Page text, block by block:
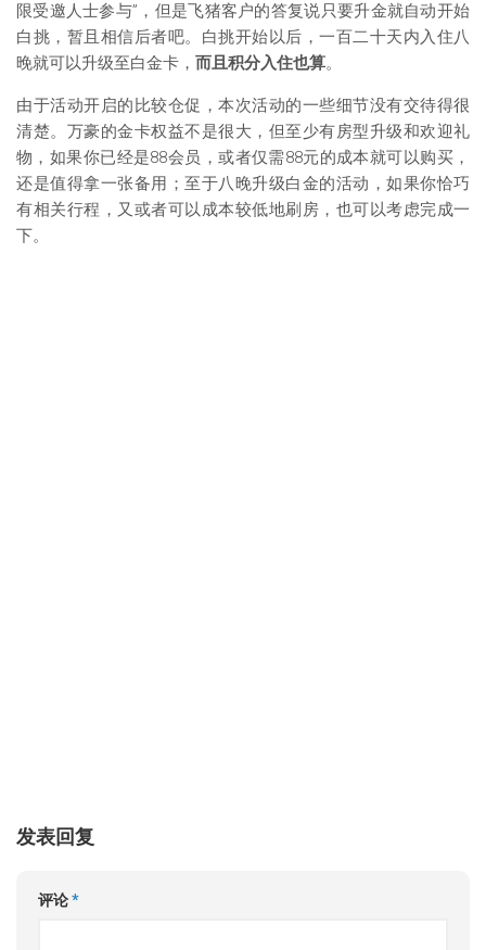
限受邀人士参与”，但是飞猪客户的答复说只要升金就自动开始
白挑，暂且相信后者吧。白挑开始以后，一百二十天内入住八
晚就可以升级至白金卡， 而且积分入住也算。
由于活动开启的比较仓促，本次活动的一些细节没有交待得很
清楚。万豪的金卡权益不是很大，但至少有房型升级和欢迎礼
物，如果你已经是88会员，或者仅需88元的成本就可以购买，
还是值得拿一张备用；至于八晚升级白金的活动，如果你恰巧
有相关行程，又或者可以成本较低地刷房，也可以考虑完成一
下。
发表回复
评论*